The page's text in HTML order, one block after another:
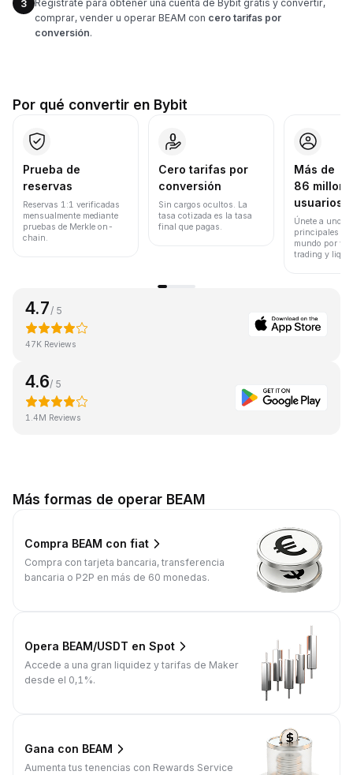
3
Regístrate para obtener una cuenta de Bybit gratis y convertir,
comprar, vender u operar BEAM con cero tarifas por
conversión.
Por qué convertir en Bybit
Prueba de
reservas
Reservas 1:1 verificadas
mensualmente mediante
pruebas de Merkle on-
chain.
Cero tarifas por
conversión
Sin cargos ocultos. La
tasa cotizada es la tasa
final que pagas.
Más de
86
usuarios
Únete a uno
principales
mundo por
trading y
4.7 / 5
47K Reviews
4.6/ 5
1.4M Reviews
Más formas de operar BEAM
Compra BEAM con fiat
Compra con tarjeta bancaria, transferencia
bancaria o P2P en más de 60 monedas.
Opera BEAM/USDT en Spot
Accede a una gran liquidez y tarifas de Maker
desde el 0,1%.
Gana con BEAM
Aumenta tus tenencias con Rewards Service